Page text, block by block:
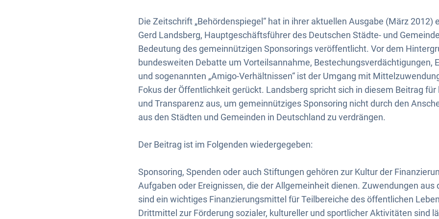
Die Zeitschrift „Behördenspiegel“ hat in ihrer aktuellen Ausgabe (März 2012)
Gerd Landsberg, Hauptgeschäftsführer des Deutschen Städte- und
Bedeutung des gemeinnützigen Sponsorings veröffentlicht. Vor dem
bundesweiten Debatte um Vorteilsannahme, Bestechungsverdächtigungen,
und sogenannten „Amigo-Verhältnissen“ ist der Umgang mit
Fokus der Öffentlichkeit gerückt. Landsberg spricht sich in diesem Beitrag für
und Transparenz aus, um gemeinnütziges Sponsoring nicht durch den
aus den Städten und Gemeinden in Deutschland zu verdrängen.
Der Beitrag ist im Folgenden wiedergegeben:
Sponsoring, Spenden oder auch Stiftungen gehören zur Kultur der
Aufgaben oder Ereignissen, die der Allgemeinheit dienen. Zuwendungen aus
sind ein wichtiges Finanzierungsmittel für Teilbereiche des öffentlichen
Drittmittel zur Förderung sozialer, kultureller und sportlicher Aktivitäten sind